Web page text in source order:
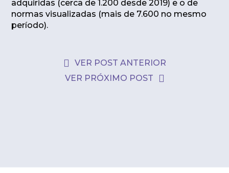
adquiridas (cerca de 1.200 desde 2019) e o de
normas visualizadas (mais de 7.600 no mesmo
período).
VER POST ANTERIOR
VER PRÓXIMO POST